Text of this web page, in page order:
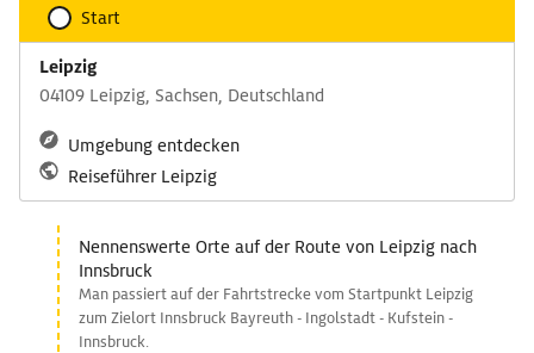
Start
Leipzig
04109 Leipzig, Sachsen, Deutschland
Umgebung entdecken
Reiseführer Leipzig
Nennenswerte Orte auf der Route von Leipzig nach
Innsbruck
Man passiert auf der Fahrtstrecke vom Startpunkt Leipzig
zum Zielort Innsbruck Bayreuth - Ingolstadt - Kufstein -
Innsbruck.